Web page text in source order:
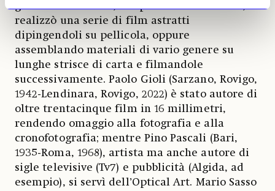
giovane Ceccobelli, nei primi anni Settanta,
realizzò una serie di film astratti
dipingendoli su pellicola, oppure
assemblando materiali di vario genere su
lunghe strisce di carta e filmandole
successivamente. Paolo Gioli (Sarzano, Rovigo,
1942-Lendinara, Rovigo, 2022) è stato autore di
oltre trentacinque film in 16 millimetri,
rendendo omaggio alla fotografia e alla
cronofotografia; mentre Pino Pascali (Bari,
1935-Roma, 1968), artista ma anche autore di
sigle televisive (Tv7) e pubblicità (Algida, ad
esempio), si servì dell’Optical Art. Mario Sasso